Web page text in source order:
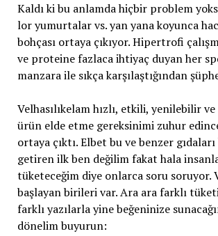
Kaldı ki bu anlamda hiçbir problem
lor yumurtalar vs. yan yana koyunca
bohçası ortaya çıkıyor. Hipertrofi
ve proteine fazlaca ihtiyaç duyan her
manzara ile sıkça karşılaştığından
Velhasılıkelam hızlı, etkili, yenilebilir ve
ürün elde etme gereksinimi zuhur
ortaya çıktı. Elbet bu ve benzer
getiren ilk ben değilim fakat hala
tüketeceğim diye onlarca soru soruyor.
başlayan birileri var. Ara ara farklı
farklı yazılarla yine beğeninize
dönelim buyurun: